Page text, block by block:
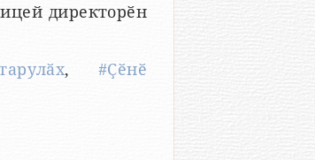
директорӗн
, #Ҫӗнӗ